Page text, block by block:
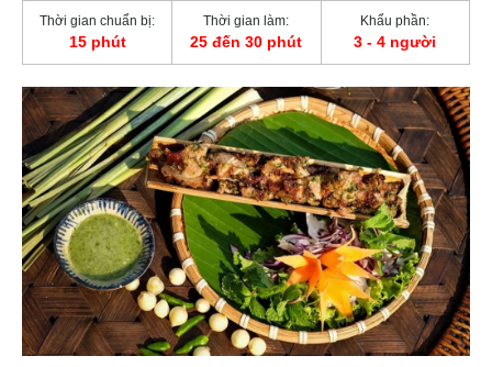
Thời gian chuẩn bị:
15 phút
Thời gian làm:
25 đến 30 phút
Khẩu phần:
3 - 4 người